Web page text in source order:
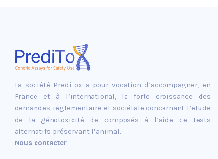
La société PrediTox a pour vocation d’accompagner, en
France et à l’international, la forte croissance des
demandes réglementaire et sociétale concernant l’étude
de la génotoxicité de composés à l’aide de tests
alternatifs préservant l’animal.
Nous contacter